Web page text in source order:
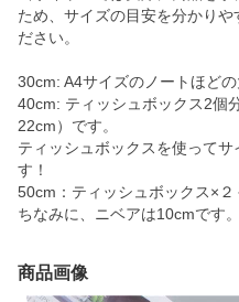
ため、サイズの目安を分かり
ださい。
30cm: A4サイズのノートほどの
40cm: ティッシュボックス2個
22cm）です。
ティッシュボックスを使って
す！
50cm：ティッシュボックス×２
ちなみに、ニベアは10cmです。
商品画像